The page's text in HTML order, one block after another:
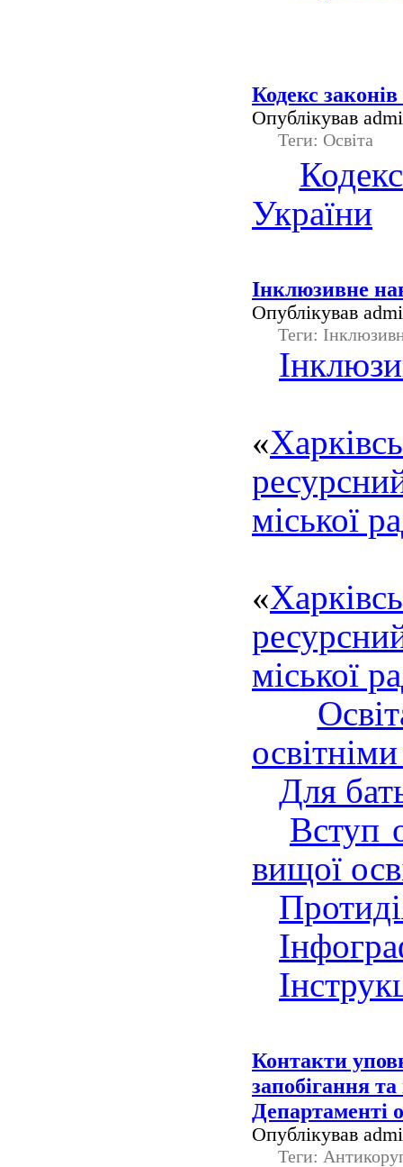
Кодекс
Опублікував
Теги: Освiта
України
Інклюзивне
Опублікував
Теги:
«
міської
«
міської
Для
Вступ
вищої
Контакти
запобігання
Департаменті
Опублікував
Теги: